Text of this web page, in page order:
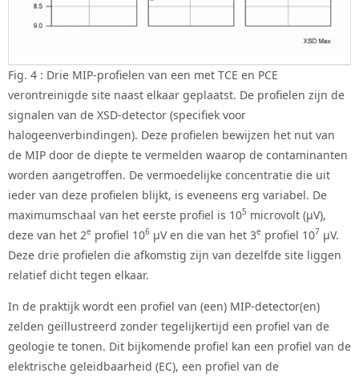
Fig. 4 : Drie MIP-profielen van een met TCE en PCE
verontreinigde site naast elkaar geplaatst. De profielen zijn de
signalen van de XSD-detector (specifiek voor
halogeenverbindingen). Deze profielen bewijzen het nut van
de MIP door de diepte te vermelden waarop de contaminanten
worden aangetroffen. De vermoedelijke concentratie die uit
ieder van deze profielen blijkt, is eveneens erg variabel. De
maximumschaal van het eerste profiel is 105 microvolt (μV),
deze van het 2e profiel 106 μV en die van het 3e profiel 107 μV.
Deze drie profielen die afkomstig zijn van dezelfde site liggen
relatief dicht tegen elkaar.
In de praktijk wordt een profiel van (een) MIP-detector(en)
zelden geïllustreerd zonder tegelijkertijd een profiel van de
geologie te tonen. Dit bijkomende profiel kan een profiel van de
elektrische geleidbaarheid (EC), een profiel van de